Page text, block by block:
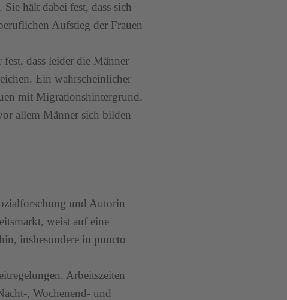
hält dabei fest, dass sich
Aufstieg der Frauen
dass leider die Männer
Ein wahrscheinlicher
mit Migrationshintergrund.
allem Männer sich bilden
und Autorin
weist auf eine
insbesondere in puncto
Arbeitszeiten
, Wochenend- und